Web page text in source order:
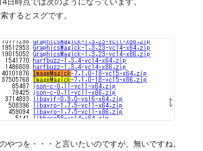
するとスグです。
やつを・・・と言いたいのですが、無いですね。